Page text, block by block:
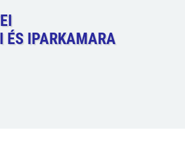
ÉS IPARKAMARA